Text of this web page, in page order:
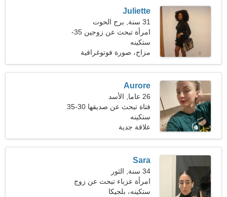
Juliette
31 سنة, برج الحوت
امرأة تبحث عن زوجين 35-
42
ستكينه
مزاح، صورة فوتوغرافية
Aurore
26 عاما, الأسد
فتاة تبحث عن صديقها 30-35
ستكينه
علاقة جدية
Sara
34 سنة, الثور
امرأة عزباء تبحث عن زوج
ستكينه، بلجيكا